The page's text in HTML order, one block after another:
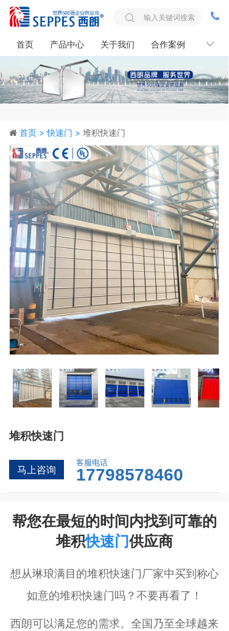
首页 产品中心 关于我们 合作案例 联系我
首页 >快速门 > 堆积快速门
堆积快速门
马上咨询
客服电话
17798578460
帮您在最短的时间内找到可靠的
堆积快速门供应商
想从琳琅满目的堆积快速门厂家中买到称心
如意的堆积快速门吗？不要再看了！
西朗可以满足您的需求。全国乃至全球越来